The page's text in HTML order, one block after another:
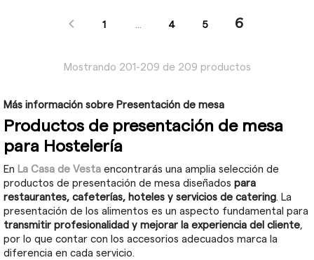
 1 … 4 5 6
Mostrando 201-209 de 209 productos
Más información sobre Presentación de mesa
Productos de presentación de mesa
para Hostelería
En La Casa de Vesta encontrarás una amplia selección de
productos de presentación de mesa diseñados para
restaurantes, cafeterías, hoteles y servicios de catering. La
presentación de los alimentos es un aspecto fundamental para
transmitir profesionalidad y mejorar la experiencia del cliente,
por lo que contar con los accesorios adecuados marca la
diferencia en cada servicio.